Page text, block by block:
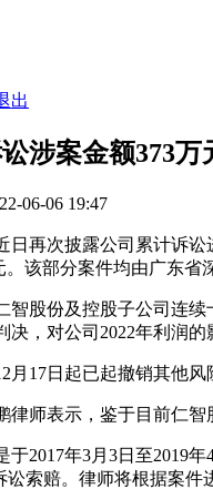
出
涉案金额373
06-06 19:47
日再次披露公司累计诉
。该部分案件均由广东省
智股份及控股子公司连
决，对公司2022年利润
月17日起已起撤销其他
律师表示，鉴于目前仁
于2017年3月3日至2019
讼索赔。律师将根据案件